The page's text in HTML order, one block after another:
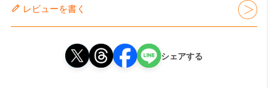
レビューを書く
シェアする